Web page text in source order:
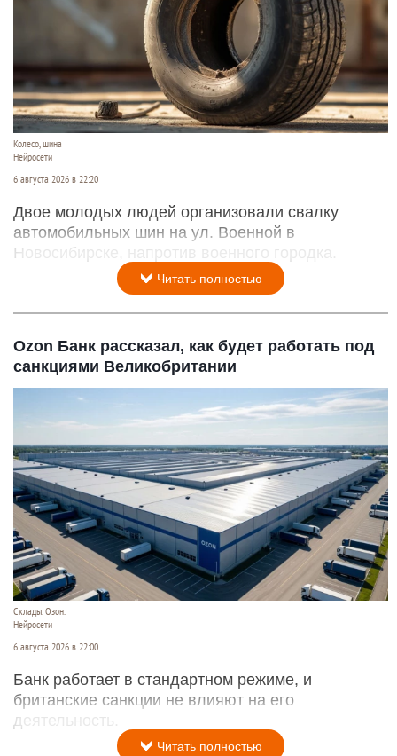
Колесо, шина
Нейросети
6 августа 2026 в 22:20
Двое молодых людей организовали свалку
автомобильных шин на ул. Военной в
Новосибирске, напротив военного городка.
Читать полностью
Ozon Банк рассказал, как будет работать под
санкциями Великобритании
Склады. Озон.
Нейросети
6 августа 2026 в 22:00
Банк работает в стандартном режиме, и
британские санкции не влияют на его
деятельность.
Читать полностью